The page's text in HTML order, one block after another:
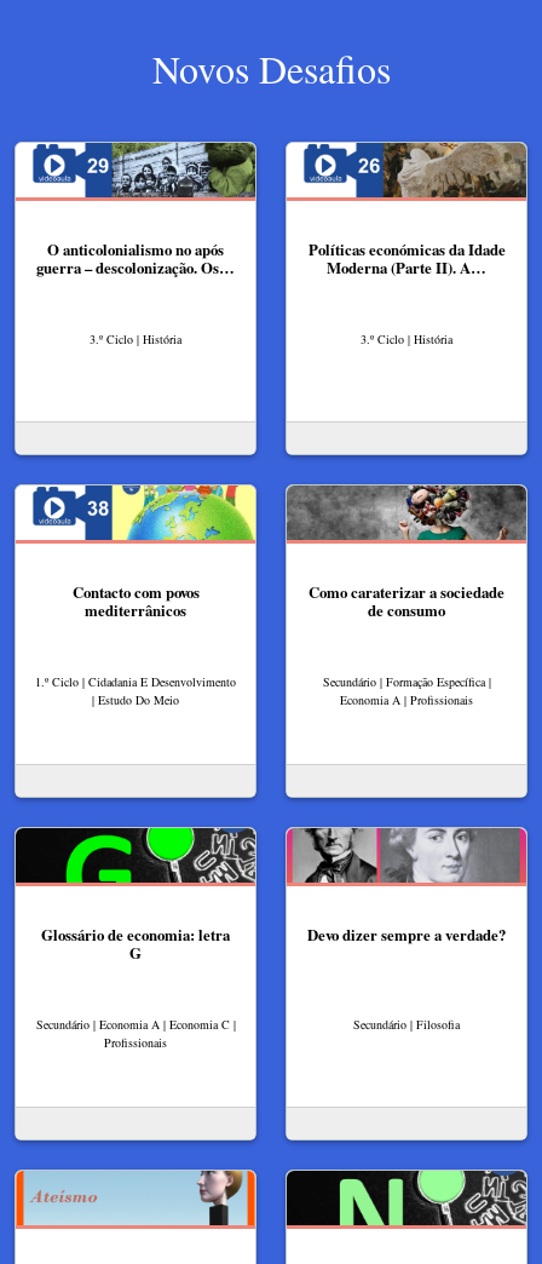
Novos Desafios
O anticolonialismo no após
guerra – descolonização. Os…
3.º Ciclo | História
Políticas económicas da Idade
Moderna (Parte II). A…
3.º Ciclo | História
Contacto com povos
mediterrânicos
1.º Ciclo | Cidadania E Desenvolvimento
| Estudo Do Meio
Como caraterizar a sociedade
de consumo
Secundário | Formação Específica |
Economia A | Profissionais
Glossário de economia: letra
G
Secundário | Economia A | Economia C |
Profissionais
Devo dizer sempre a verdade?
Secundário | Filosofia